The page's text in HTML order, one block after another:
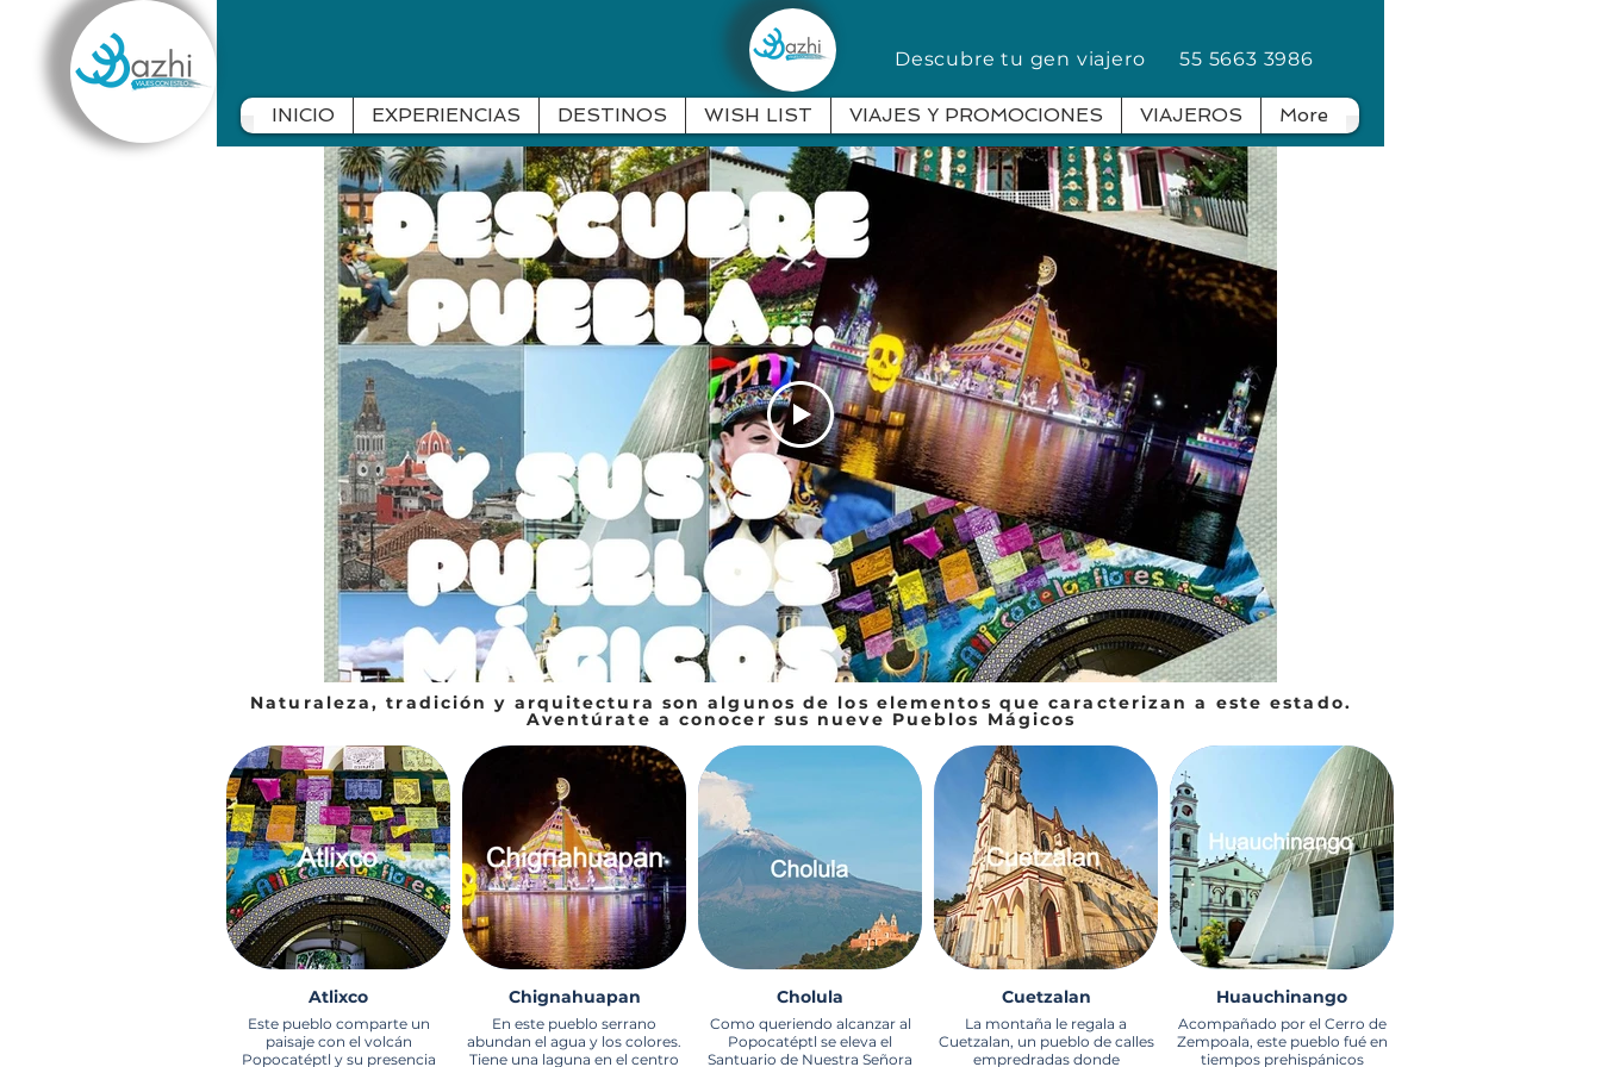
Descubre tu gen viajero55 5663 3986
INICIO EXPERIENCIAS DESTINOS WISH LIST VIAJES Y PROMOCIONES VIAJEROS More
Naturaleza, tradición y arquitectura son algunos de los elementos que caracterizan a este estado.
Aventúrate a conocer sus nueve Pueblos Mágicos
Atlixco
Este pueblo comparte un
paisaje con el volcán
Popocatéptl y su presencia
Chignahuapan
En este pueblo serrano
abundan el agua y los colores.
Tiene una laguna en el centro
Cholula
Como queriendo alcanzar al
Popocatéptl se eleva el
Santuario de Nuestra Señora
Cuetzalan
La montaña le regala a
Cuetzalan, un pueblo de calles
empredradas donde
Huauchinango
Acompañado por el Cerro de
Zempoala, este pueblo fué en
tiempos prehispánicos